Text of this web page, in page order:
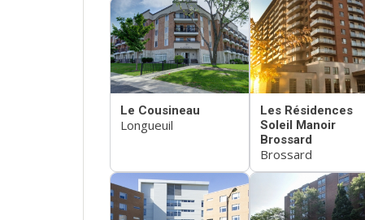
Le Cousineau
Longueuil
Les Résidences
Soleil Manoir
Brossard
Brossard